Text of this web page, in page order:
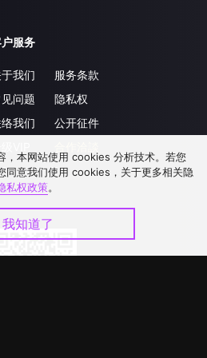
服务
我们
问题
我们
服务条款
隐私权
公开征件
，本网站使用 cookies 分析技术。若您
同意我们使用 cookies，关于更多相关隐
私权政策。
我知道了